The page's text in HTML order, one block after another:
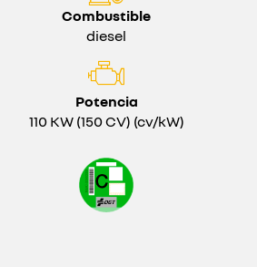
Combustible
diesel
Potencia
110 KW (150 CV) (cv/kW)